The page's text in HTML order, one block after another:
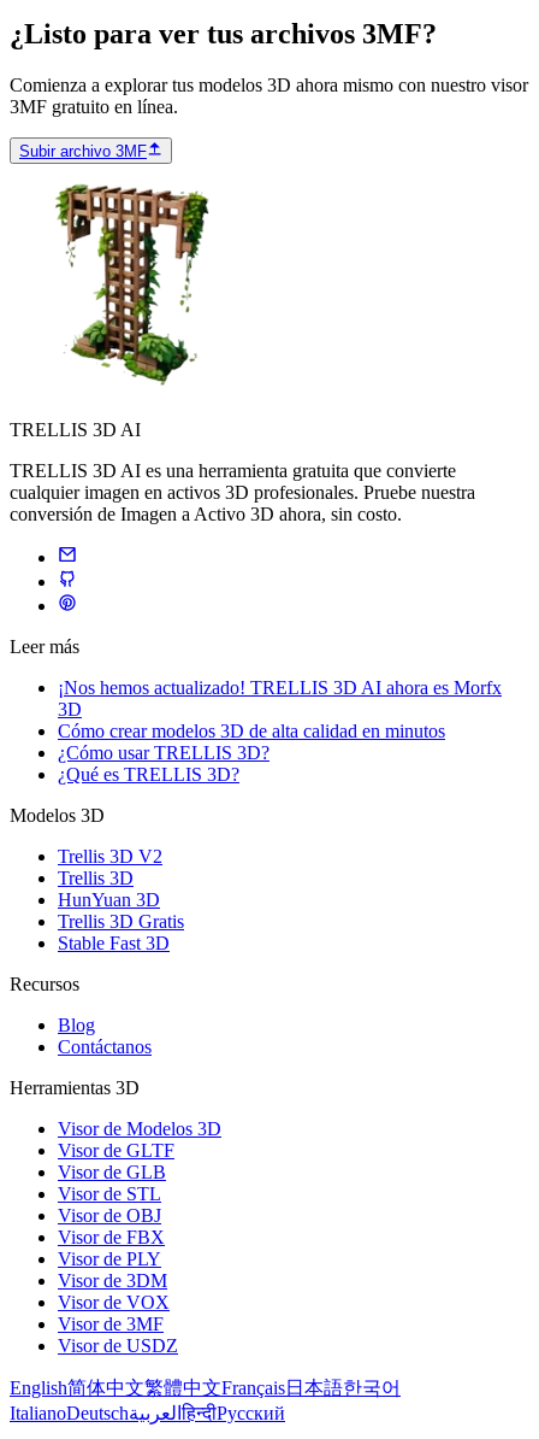
¿Listo para ver tus archivos 3MF?
Comienza a explorar tus modelos 3D ahora mismo con nuestro visor
3MF gratuito en línea.
Subir archivo 3MF
TRELLIS 3D AI
TRELLIS 3D AI es una herramienta gratuita que convierte
cualquier imagen en activos 3D profesionales. Pruebe nuestra
conversión de Imagen a Activo 3D ahora, sin costo.
Leer más
¡Nos hemos actualizado! TRELLIS 3D AI ahora es Morfx
3D
Cómo crear modelos 3D de alta calidad en minutos
¿Cómo usar TRELLIS 3D?
¿Qué es TRELLIS 3D?
Modelos 3D
Trellis 3D V2
Trellis 3D
HunYuan 3D
Trellis 3D Gratis
Stable Fast 3D
Recursos
Blog
Contáctanos
Herramientas 3D
Visor de Modelos 3D
Visor de GLTF
Visor de GLB
Visor de STL
Visor de OBJ
Visor de FBX
Visor de PLY
Visor de 3DM
Visor de VOX
Visor de 3MF
Visor de USDZ
English简体中文繁體中文Français日本語한국어
ItalianoDeutschالعربيةहिन्दीРусский